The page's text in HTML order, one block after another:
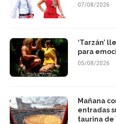
07/08/2026
‘Tarzán’
para
05/08/2026
Mañana
entradas
taurina de